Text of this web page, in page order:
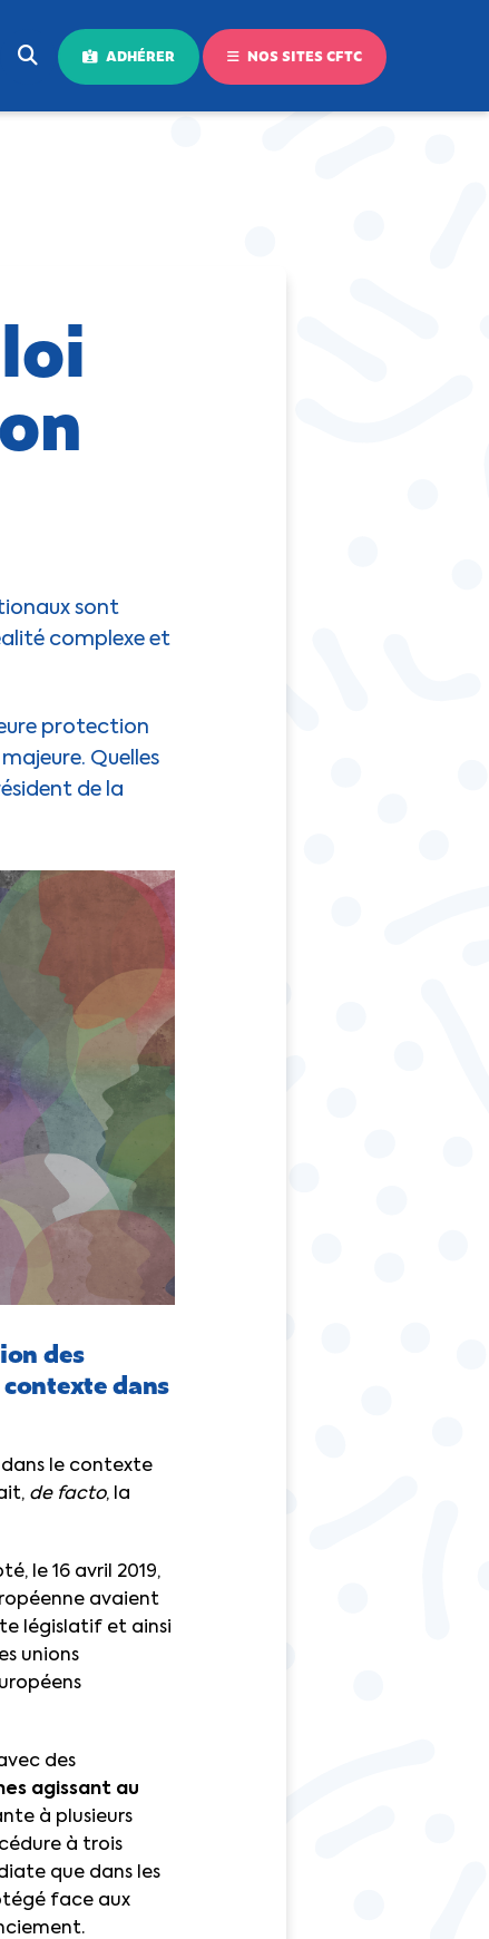
ADHÉRER NOS SITES CFTC
sont
complexe et
protection
Quelles
de la
des
dans
dans le contexte
de facto, la
le 16 avril 2019,
avaient
législatif et ainsi
unions
des
agissant au
à plusieurs
à trois
que dans les
face aux